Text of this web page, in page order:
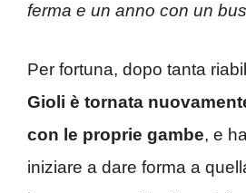
ferma e un anno con un
Per fortuna, dopo tanta
Gioli è tornata
con le proprie gambe, e
iniziare a dare forma a